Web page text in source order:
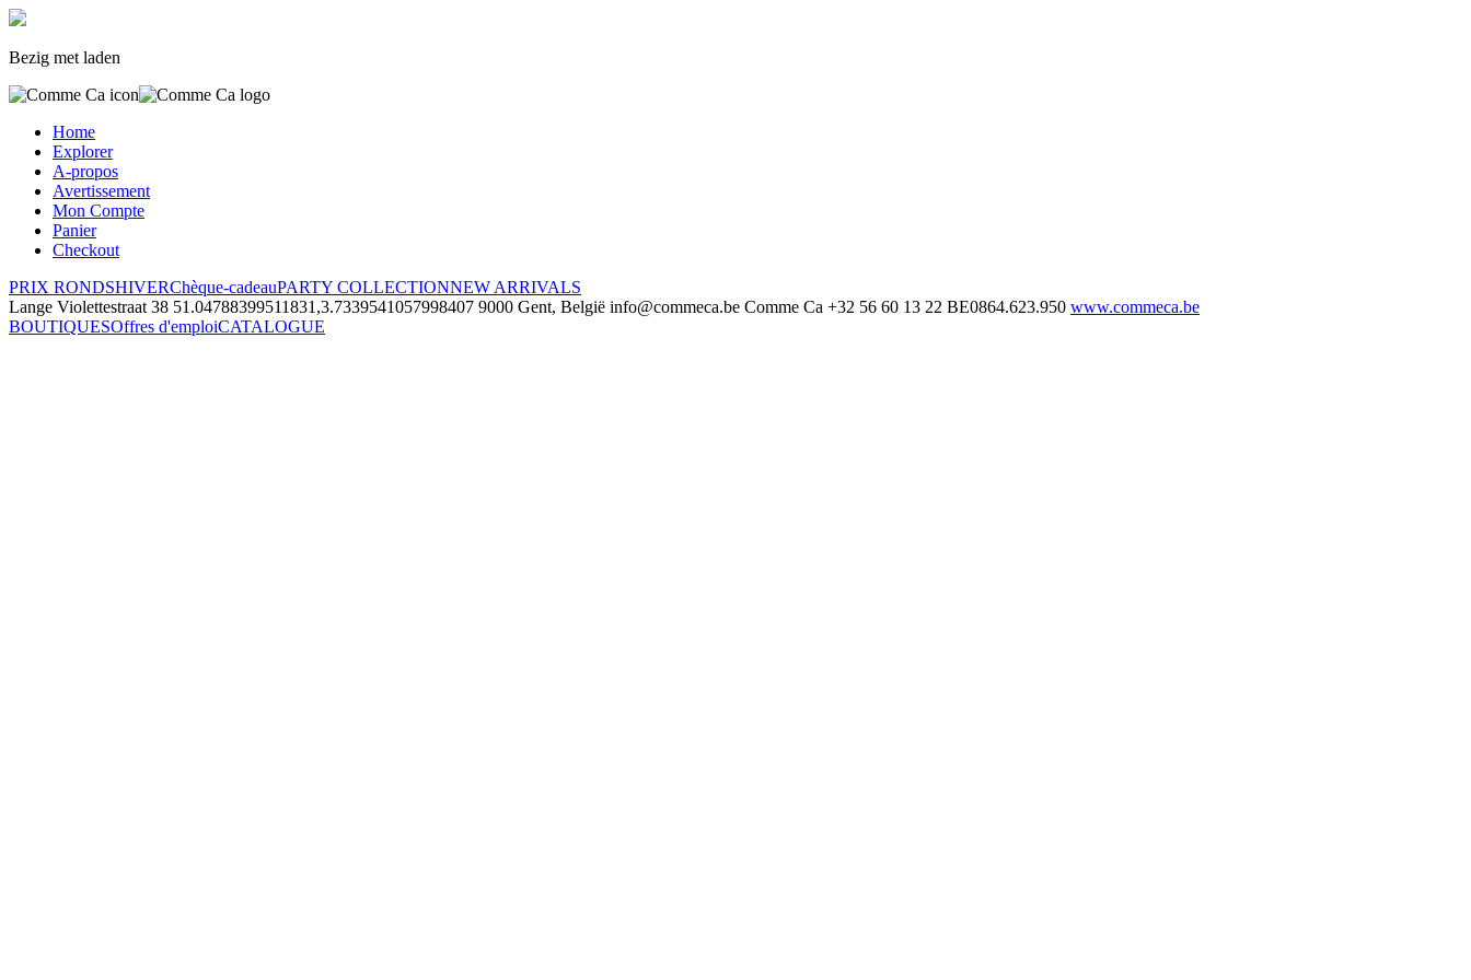
Bezig met laden
Home
Explorer
A-propos
Avertissement
Mon Compte
Panier
Checkout
PRIX RONDSHIVERChèque-cadeauPARTY COLLECTIONNEW ARRIVALS
Lange Violettestraat 38 51.04788399511831,3.7339541057998407 9000 Gent, België info@commeca.be Comme Ca +32 56 60 13 22 BE0864.623.950 www.commeca.be
BOUTIQUESOffres d'emploiCATALOGUE